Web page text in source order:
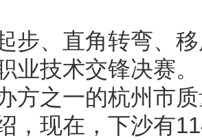
、直角转弯、移
业技术交锋决赛。
之一的杭州市质
，现在，下沙有